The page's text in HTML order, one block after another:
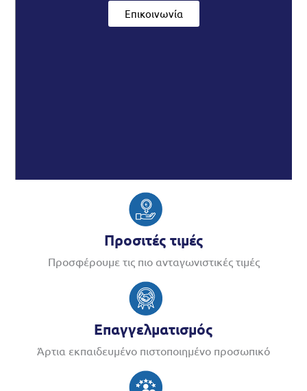
Επικοινωνία
Προσιτές τιμές
Προσφέρουμε τις πιο ανταγωνιστικές τιμές
Επαγγελματισμός
Άρτια εκπαιδευμένο πιστοποιημένο προσωπικό